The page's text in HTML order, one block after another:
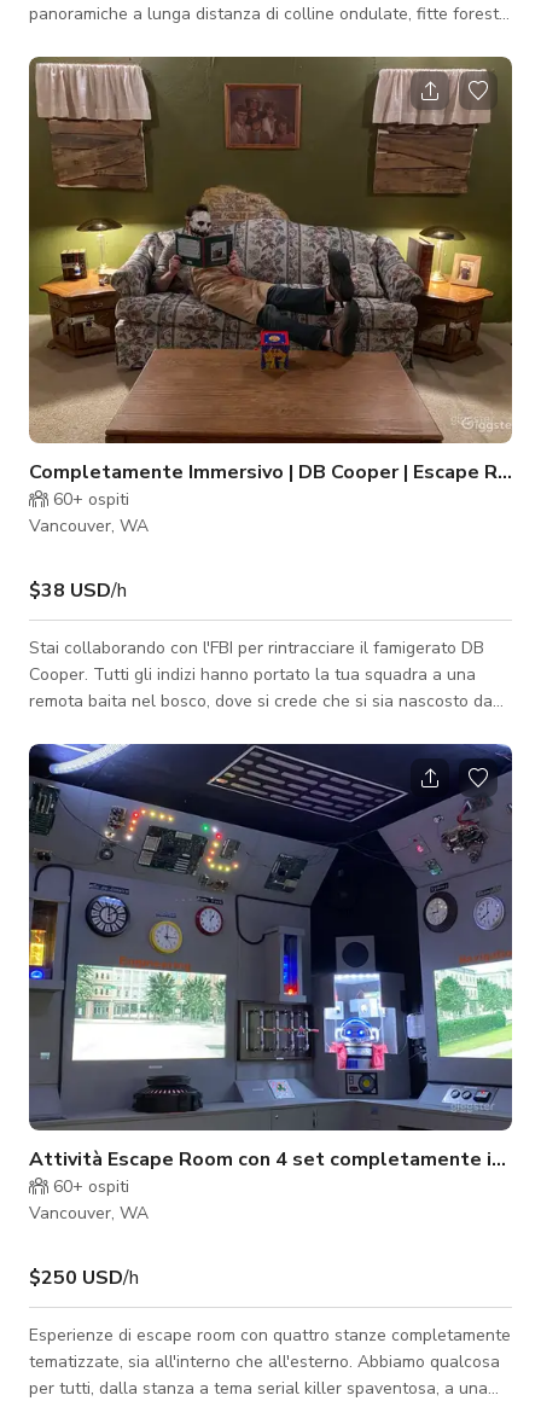
panoramiche a lunga distanza di colline ondulate, fitte foreste
utilizza un flusso senza soluzione di continuità tra interno ed
esterno, soffitti alti e un mix deliberato di materiali organici e
testurizzati con accessori moderni dalle linee pulite.
Completamente Immersivo | DB Cooper | Escape Room
60+ ospiti
Vancouver, WA
$38 USD/h
Stai collaborando con l'FBI per rintracciare il famigerato DB
Cooper. Tutti gli indizi hanno portato la tua squadra a una
remota baita nel bosco, dove si crede che si sia nascosto da
quasi $200,000 in denaro del riscatto. Troverai il dirottatore
volante con i suoi soldi all'interno, o è solo un altro falso
indizio nel caso dell'Operazione: DB Cooper?
Attività Escape Room con 4 set completamente
60+ ospiti
Vancouver, WA
$250 USD/h
Esperienze di escape room con quattro stanze completamente
tematizzate, sia all'interno che all'esterno. Abbiamo qualcosa
per tutti, dalla stanza a tema serial killer spaventosa, a una